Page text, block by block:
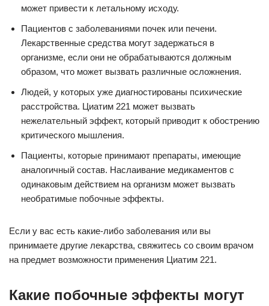
может привести к летальному исходу.
Пациентов с заболеваниями почек или печени.
Лекарственные средства могут задержаться в
организме, если они не обрабатываются должным
образом, что может вызвать различные осложнения.
Людей, у которых уже диагностированы психические
расстройства. Циатим 221 может вызвать
нежелательный эффект, который приводит к обострению
критического мышления.
Пациенты, которые принимают препараты, имеющие
аналогичный состав. Наслаивание медикаментов с
одинаковым действием на организм может вызвать
необратимые побочные эффекты.
Если у вас есть какие-либо заболевания или вы
принимаете другие лекарства, свяжитесь со своим врачом
на предмет возможности применения Циатим 221.
Какие побочные эффекты могут